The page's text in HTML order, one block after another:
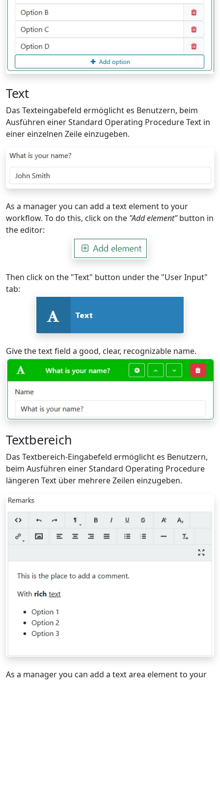
Text
Das Texteingabefeld ermöglicht es Benutzern, beim
Ausführen einer Standard Operating Procedure Text in
einer einzelnen Zeile einzugeben.
As a manager you can add a text element to your
workflow. To do this, click on the "Add element"button in
the editor:
Then click on the "Text" button under the "User Input"
tab:
Give the text field a good, clear, recognizable name.
Textbereich
Das Textbereich-Eingabefeld ermöglicht es Benutzern,
beim Ausführen einer Standard Operating Procedure
längeren Text über mehrere Zeilen einzugeben.
As a manager you can add a text area element to your